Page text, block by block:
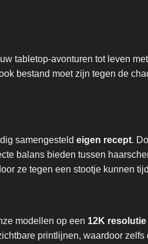
tabletop-avonturen tot leven
bestand moet zijn tegen de
samengesteld eigen recept.
balans bieden tussen
ze tegen een stootje kunnen
modellen op een 12K resolutie
printlijnen, waardoor